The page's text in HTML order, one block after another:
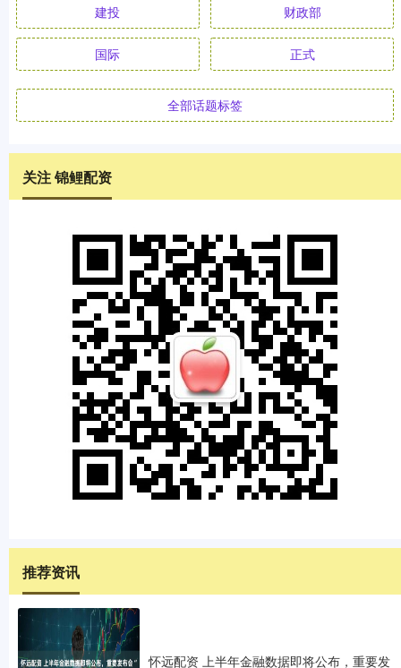
建投 财政部
国际 正式
全部话题标签
关注 锦鲤配资
推荐资讯
怀远配资 上半年金融数据即将公布，重要发